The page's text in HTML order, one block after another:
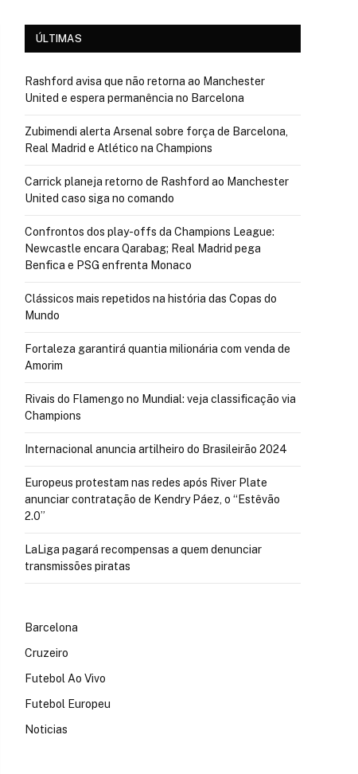
ÚLTIMAS
Rashford avisa que não retorna ao Manchester
United e espera permanência no Barcelona
Zubimendi alerta Arsenal sobre força de Barcelona,
Real Madrid e Atlético na Champions
Carrick planeja retorno de Rashford ao Manchester
United caso siga no comando
Confrontos dos play-offs da Champions League:
Newcastle encara Qarabag; Real Madrid pega
Benfica e PSG enfrenta Monaco
Clássicos mais repetidos na história das Copas do
Mundo
Fortaleza garantirá quantia milionária com venda de
Amorim
Rivais do Flamengo no Mundial: veja classificação via
Champions
Internacional anuncia artilheiro do Brasileirão 2024
Europeus protestam nas redes após River Plate
anunciar contratação de Kendry Páez, o “Estêvão
2.0”
LaLiga pagará recompensas a quem denunciar
transmissões piratas
Barcelona
Cruzeiro
Futebol Ao Vivo
Futebol Europeu
Noticias